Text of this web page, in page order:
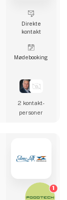
Direkte
kontakt
Møde­booking
2 kontakt­
personer
1